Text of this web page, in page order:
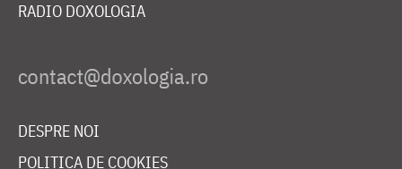
RADIO DOXOLOGIA
DESPRE NOI
POLITICA DE COOKIES